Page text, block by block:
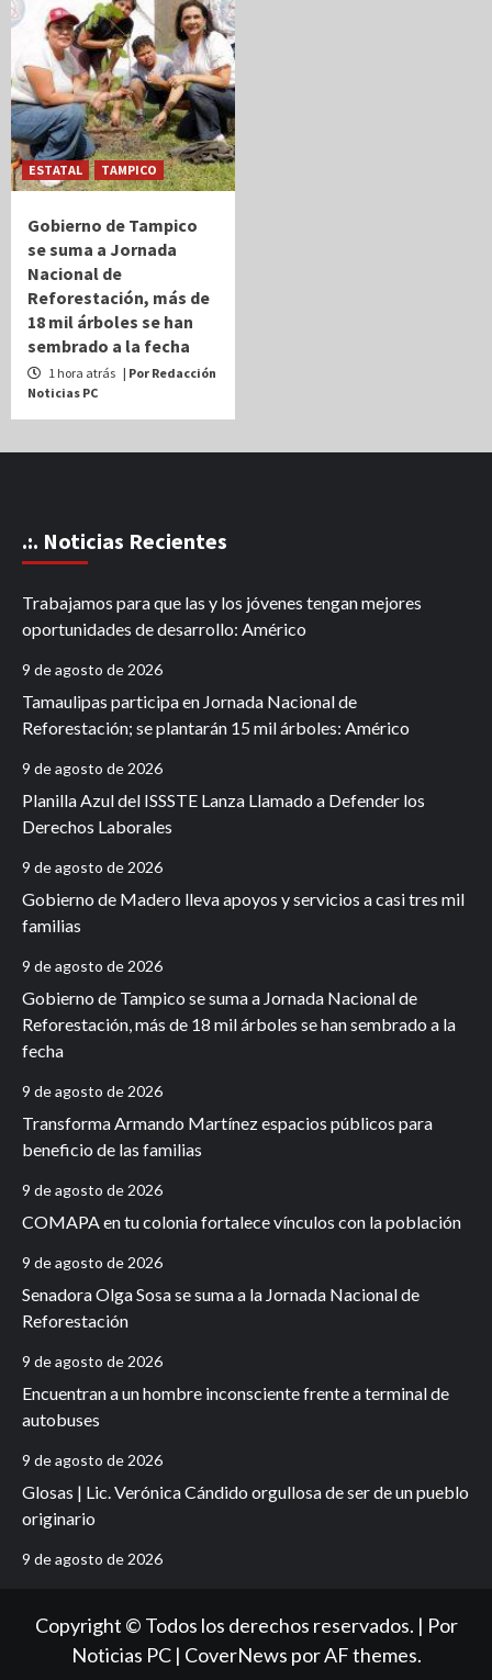
ESTATAL TAMPICO
Gobierno de Tampico
se suma a Jornada
Nacional de
Reforestación, más de
18 mil árboles se han
sembrado a la fecha
1 hora atrás | Por Redacción
Noticias PC
.:. Noticias Recientes
Trabajamos para que las y los jóvenes tengan mejores
oportunidades de desarrollo: Américo
9 de agosto de 2026
Tamaulipas participa en Jornada Nacional de
Reforestación; se plantarán 15 mil árboles: Américo
9 de agosto de 2026
Planilla Azul del ISSSTE Lanza Llamado a Defender los
Derechos Laborales
9 de agosto de 2026
Gobierno de Madero lleva apoyos y servicios a casi tres mil
familias
9 de agosto de 2026
Gobierno de Tampico se suma a Jornada Nacional de
Reforestación, más de 18 mil árboles se han sembrado a la
fecha
9 de agosto de 2026
Transforma Armando Martínez espacios públicos para
beneficio de las familias
9 de agosto de 2026
COMAPA en tu colonia fortalece vínculos con la población
9 de agosto de 2026
Senadora Olga Sosa se suma a la Jornada Nacional de
Reforestación
9 de agosto de 2026
Encuentran a un hombre inconsciente frente a terminal de
autobuses
9 de agosto de 2026
Glosas | Lic. Verónica Cándido orgullosa de ser de un pueblo
originario
9 de agosto de 2026
Copyright © Todos los derechos reservados. | Por
Noticias PC | CoverNews por AF themes.